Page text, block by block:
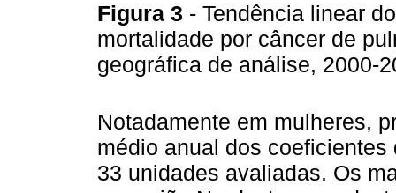
Figura 3 - Tendência linear
mortalidade por câncer de
geográfica de análise, 2000-
Notadamente em mulheres,
médio anual dos
33 unidades avaliadas. Os